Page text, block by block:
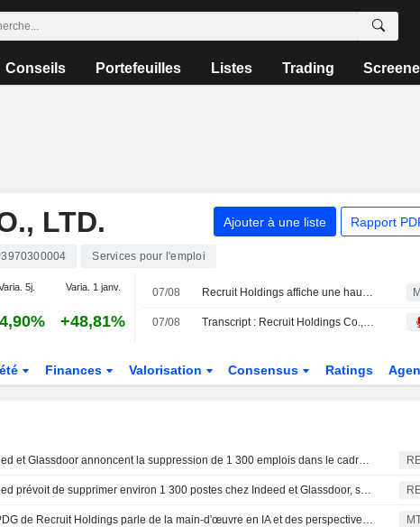
Conseils Portefeuilles Listes Trading
LTD. Ajouter à une liste Rapport
Services pour l'emploi
5j. Varia. 1 janv.
+48,81%
07/08 Recruit Holdings affiche une hausse de son bénéfice et de son chiffre d'affaires au premier trimestre fiscal
07/08 Transcript : Recruit Holdings Co., Ltd., Q1 2027 Earnings Call, Aug 07, 2026
Finances Valorisation Consensus Ratings
Indeed et Glassdoor annoncent la suppression de 1 300 emplois dans le cadre de l'intégration de l'IA
Indeed prévoit de supprimer environ 1 300 postes chez Indeed et Glassdoor, selon une note interne
Le PDG de Recruit Holdings parle de la main-d'œuvre en IA et des perspectives de fusions et acquisitions